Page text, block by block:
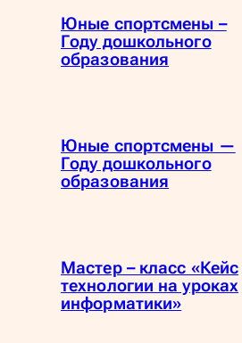
Юные спортсмены –
Году дошкольного
образования
Юные спортсмены —
Году дошкольного
образования
Мастер – класс «Кейс
технологии на уроках
информатики»